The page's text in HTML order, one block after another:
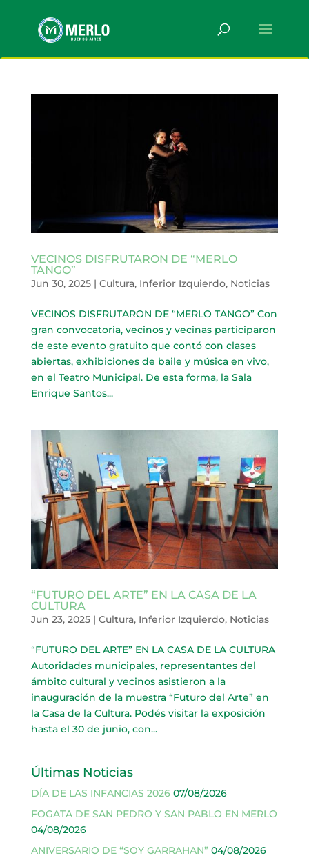
VECINOS DISFRUTARON DE “MERLO
TANGO”
Jun 30, 2025| Cultura, Inferior Izquierdo, Noticias
VECINOS DISFRUTARON DE “MERLO TANGO” Con
gran convocatoria, vecinos y vecinas participaron
de este evento gratuito que contó con clases
abiertas, exhibiciones de baile y música en vivo,
en el Teatro Municipal. De esta forma, la Sala
Enrique Santos...
“FUTURO DEL ARTE” EN LA CASA DE LA
CULTURA
Jun 23, 2025| Cultura, Inferior Izquierdo, Noticias
“FUTURO DEL ARTE” EN LA CASA DE LA CULTURA
Autoridades municipales, representantes del
ámbito cultural y vecinos asistieron a la
inauguración de la muestra “Futuro del Arte” en
la Casa de la Cultura. Podés visitar la exposición
hasta el 30 de junio, con...
Últimas Noticias
DÍA DE LAS INFANCIAS 2026 07/08/2026
FOGATA DE SAN PEDRO Y SAN PABLO EN MERLO
04/08/2026
ANIVERSARIO DE “SOY GARRAHAN” 04/08/2026